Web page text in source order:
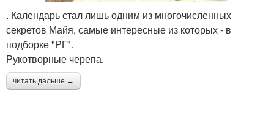
. Календарь стал лишь одним из многочисленных
секретов Майя, самые интересные из которых - в
подборке "РГ".
Рукотворные черепа.
читать дальше →